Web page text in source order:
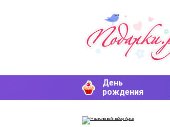
День
рождения